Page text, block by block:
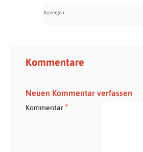
Kommentare
Neuen Kommentar verfassen
Kommentar*